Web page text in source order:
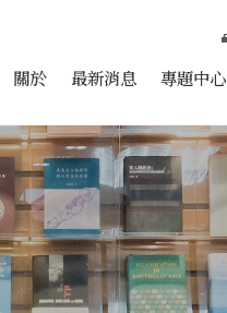
跳至中央區塊/Main Content
關於 最新消息 專題中心